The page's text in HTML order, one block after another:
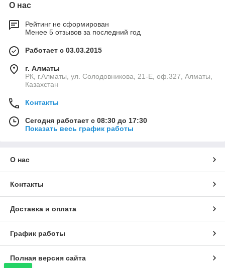
О нас
Рейтинг не сформирован
Менее 5 отзывов за последний год
Работает с 03.03.2015
г. Алматы
РК, г.Алматы, ул. Солодовникова, 21-Е, оф.327, Алматы,
Казахстан
Контакты
Сегодня работает с 08:30 до 17:30
Показать весь график работы
О нас
Контакты
Доставка и оплата
График работы
Полная версия сайта